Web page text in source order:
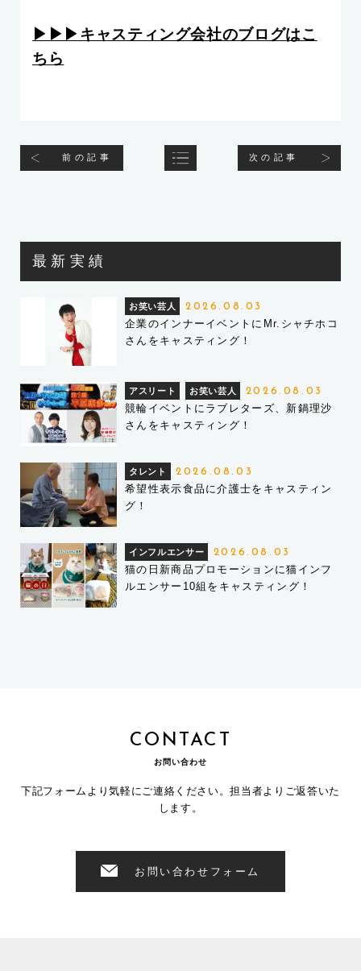
▶︎▶︎▶︎キャスティング会社のブログはこ
ちら
前の記事 次の記事
最新実績
お笑い芸人 2026.08.03
企業のインナーイベントにMr.シャチホコ
さんをキャスティング！
アスリート お笑い芸人 2026.08.03
競輪イベントにラブレターズ、新鍋理沙
さんをキャスティング！
タレント 2026.08.03
希望性表示食品に介護士をキャスティン
グ！
インフルエンサー 2026.08.03
猫の日新商品プロモーションに猫インフ
ルエンサー10組をキャスティング！
CONTACT
お問い合わせ
下記フォームより気軽にご連絡ください。担当者よりご返答いた
します。
お問い合わせフォーム